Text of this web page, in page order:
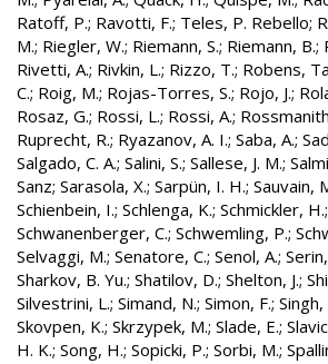
Ratoff, P.; Ravotti, F.; Teles, P. Rebello;
M.; Riegler, W.; Riemann, S.; Riemann, B.;
Rivetti, A.; Rivkin, L.; Rizzo, T.; Robens,
C.; Roig, M.; Rojas-Torres, S.; Rojo, J.;
Rosaz, G.; Rossi, L.; Rossi, A.;
Ruprecht, R.; Ryazanov, A. I.; Saba, A.;
Salgado, C. A.; Salini, S.; Sallese, J. M.;
Sanz; Sarasola, X.; Sarpün, I. H.; Sauvain,
Schienbein, I.; Schlenga, K.; Schmickler, H.;
Schwanenberger, C.; Schwemling, P.;
Selvaggi, M.; Senatore, C.; Senol, A.;
Sharkov, B. Yu.; Shatilov, D.; Shelton, J.;
Silvestrini, L.; Simand, N.; Simon, F.; Singh,
Skovpen, K.; Skrzypek, M.; Slade, E.;
H. K.; Song, H.; Sopicki, P.; Sorbi, M.;